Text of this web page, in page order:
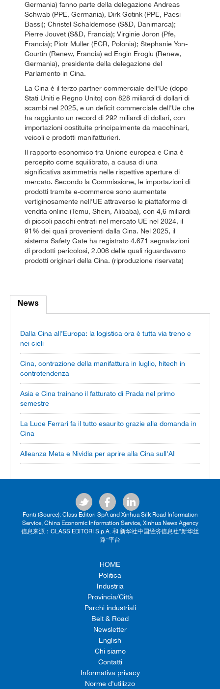
Germania) fanno parte della delegazione Andreas
Schwab (PPE, Germania), Dirk Gotink (PPE, Paesi
Bassi); Christel Schaldemose (S&D, Danimarca);
Pierre Jouvet (S&D, Francia); Virginie Joron (Pfe,
Francia); Piotr Muller (ECR, Polonia); Stephanie Yon-
Courtin (Renew, Francia) ed Engin Eroglu (Renew,
Germania), presidente della delegazione del
Parlamento in Cina.
La Cina è il terzo partner commerciale dell'Ue (dopo
Stati Uniti e Regno Unito) con 828 miliardi di dollari di
scambi nel 2025, e un deficit commerciale dell'Ue che
ha raggiunto un record di 292 miliardi di dollari, con
importazioni costituite principalmente da macchinari,
veicoli e prodotti manifatturieri.
Il rapporto economico tra Unione europea e Cina è
percepito come squilibrato, a causa di una
significativa asimmetria nelle rispettive aperture di
mercato. Secondo la Commissione, le importazioni di
prodotti tramite e-commerce sono aumentate
vertiginosamente nell'UE attraverso le piattaforme di
vendita online (Temu, Shein, Alibaba), con 4,6 miliardi
di piccoli pacchi entrati nel mercato UE nel 2024, il
91% dei quali provenienti dalla Cina. Nel 2025, il
sistema Safety Gate ha registrato 4.671 segnalazioni
di prodotti pericolosi, 2.006 delle quali riguardavano
prodotti originari della Cina. (riproduzione riservata)
News
Dalla Cina all’Europa: la logistica ora è tutta via treno e
nei cieli
Cina, contrazione della manifattura in luglio, hitech in
controtendenza
Asia e Cina trainano il fatturato di Prada nel primo
semestre
La Luce Ferrari fa il tutto esaurito grazie alla domanda in
Cina
Alleanza Meta e Nividia per aprire alla Cina sull'AI
Fonti (Source): Class Editori SpA and Xinhua Silk Road Information
Service, China Economic Information Service, Xinhua News Agency
信息来源：CLASS EDITORI S.p.A. 和 新华社中国经济信息社“新华丝
路”平台
HOME
Politica
Industria
Provincia/Città
Parchi industriali
Belt & Road
Newsletter
English
Chi siamo
Contatti
Informativa privacy
Norme d'utilizzo